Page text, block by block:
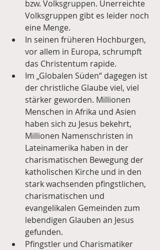
bzw. Volksgruppen. Unerreichte
Volksgruppen gibt es leider noch
eine Menge.
In seinen früheren Hochburgen,
vor allem in Europa, schrumpft
das Christentum rapide.
Im „Globalen Süden“ dagegen ist
der christliche Glaube viel, viel
stärker geworden. Millionen
Menschen in Afrika und Asien
haben sich zu Jesus bekehrt,
Millionen Namenschristen in
Lateinamerika haben in der
charismatischen Bewegung der
katholischen Kirche und in den
stark wachsenden pfingstlichen,
charismatischen und
evangelikalen Gemeinden zum
lebendigen Glauben an Jesus
gefunden.
Pfingstler und Charismatiker